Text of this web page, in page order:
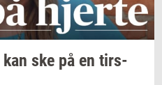
kan ske på en tirs­